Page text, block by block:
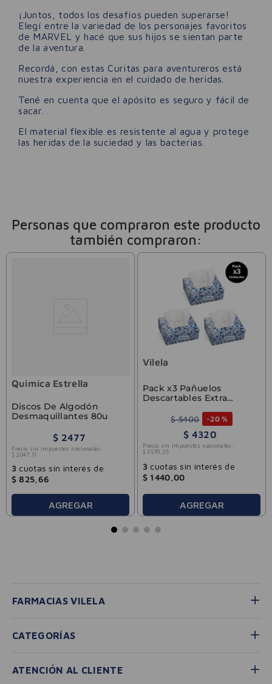
¡Juntos, todos los desafíos pueden superarse!
Elegí entre la variedad de los personajes favoritos
de MARVEL y hacé que sus hijos se sientan parte
de la aventura.
Recordá, con estas Curitas para aventureros está
nuestra experiencia en el cuidado de heridas.
Tené en cuenta que el apósito es seguro y fácil de
sacar.
El material flexible es resistente al agua y protege
las heridas de la suciedad y las bacterias.
Personas que compraron este producto
también compraron:
Quimica Estrella
Discos De Algodón
Desmaquillantes 80u
$ 2477
Precio sin impuestos nacionales:
$ 2047 11
3cuotas sin interés de
$ 825 66
AGREGAR
Vilela
Pack x3 Pañuelos
Descartables Extra
$ 5400 -20 %
$ 4320
Precio sin impuestos nacionales:
$ 3570 , 25
3cuotas sin interés de
$ 1440,00
AGREGAR
FARMACIAS VILELA
CATEGORÍAS
ATENCIÓN AL CLIENTE